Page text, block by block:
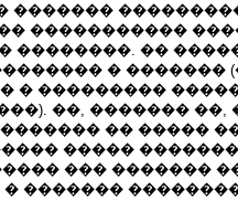
�������
�����������
��������. ��
� �������
� ���������
��, ������� ��,
�� �����
����� ��������
��� �������
� �������